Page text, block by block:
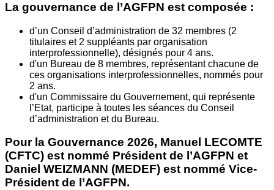
La gouvernance de l’AGFPN est composée :
d’un Conseil d’administration de 32 membres (2
titulaires et 2 suppléants par organisation
interprofessionnelle), désignés pour 4 ans.
d'un Bureau de 8 membres, représentant chacune de
ces organisations interprofessionnelles, nommés pour
2 ans.
d'un Commissaire du Gouvernement, qui représente
l’Etat, participe à toutes les séances du Conseil
d’administration et du Bureau.
Pour la Gouvernance 2026, Manuel LECOMTE
(CFTC) est nommé Président de l’AGFPN et
Daniel WEIZMANN (MEDEF) est nommé Vice-
Président de l’AGFPN.